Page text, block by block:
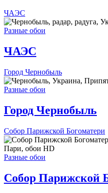
ЧАЭС
Разные обои
ЧАЭС
Город Чернобыль
Разные обои
Город Чернобыль
Собор Парижской Богоматери
Разные обои
Собор Парижской